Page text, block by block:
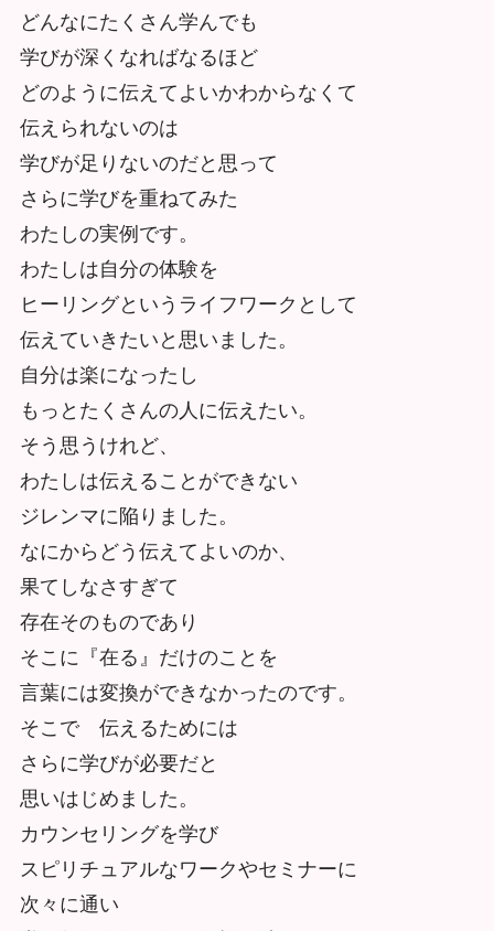
どんなにたくさん学んでも
学びが深くなればなるほど
どのように伝えてよいかわからなくて
伝えられないのは
学びが足りないのだと思って
さらに学びを重ねてみた
わたしの実例です。
わたしは自分の体験を
ヒーリングというライフワークとして
伝えていきたいと思いました。
自分は楽になったし
もっとたくさんの人に伝えたい。
そう思うけれど、
わたしは伝えることができない
ジレンマに陥りました。
なにからどう伝えてよいのか、
果てしなさすぎて
存在そのものであり
そこに『在る』だけのことを
言葉には変換ができなかったのです。
そこで 伝えるためには
さらに学びが必要だと
思いはじめました。
カウンセリングを学び
スピリチュアルなワークやセミナーに
次々に通い